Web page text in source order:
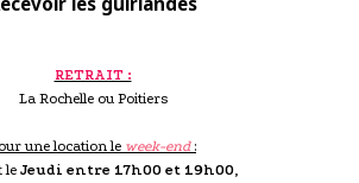
RETRAIT :
La Rochelle ou Poitiers
une location le week-end:
le Jeudi entre 17h00 et 19h00